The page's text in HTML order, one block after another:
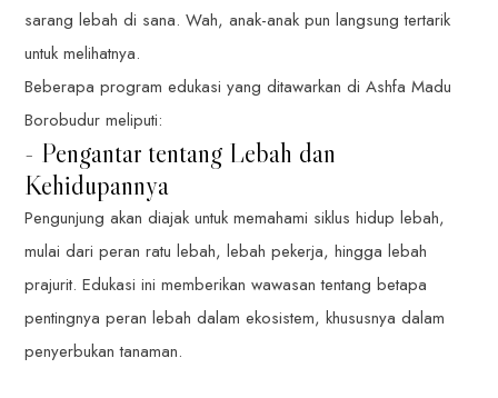
sarang lebah di sana. Wah, anak-anak pun langsung tertarik
untuk melihatnya.
Beberapa program edukasi yang ditawarkan di Ashfa Madu
Borobudur meliputi:
- Pengantar tentang Lebah dan
Kehidupannya
Pengunjung akan diajak untuk memahami siklus hidup lebah,
mulai dari peran ratu lebah, lebah pekerja, hingga lebah
prajurit. Edukasi ini memberikan wawasan tentang betapa
pentingnya peran lebah dalam ekosistem, khususnya dalam
penyerbukan tanaman.